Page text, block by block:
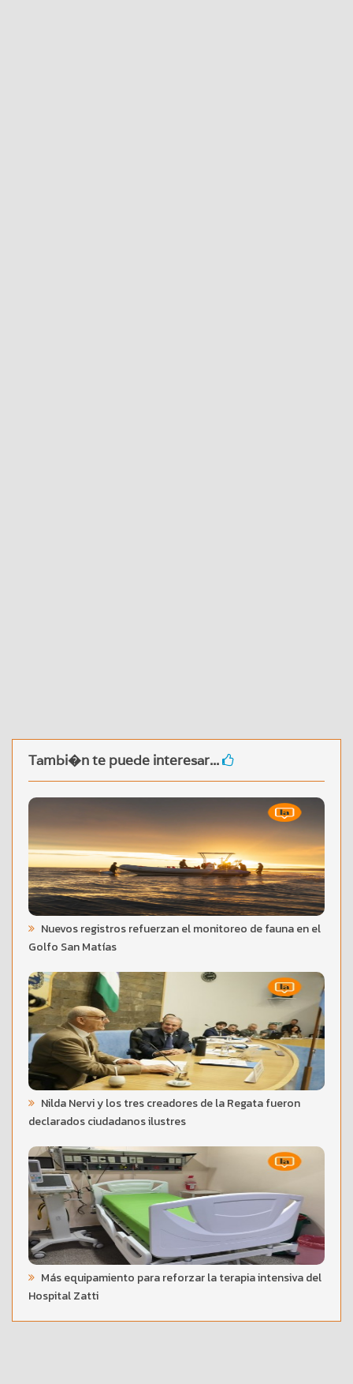
Tambi�n te puede interesar...
Nuevos registros refuerzan el monitoreo de fauna en el
Golfo San Matías
Nilda Nervi y los tres creadores de la Regata fueron
declarados ciudadanos ilustres
Más equipamiento para reforzar la terapia intensiva del
Hospital Zatti